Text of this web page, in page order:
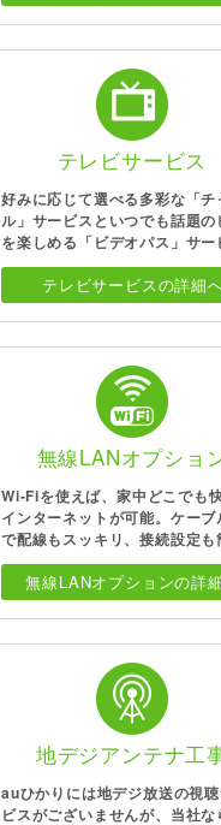
テレビサービス
好みに応じて選べる多彩な「チ
ル」サービスといつでも話題の
を楽しめる「ビデオパス」サー
テレビサービスの詳細
無線LANオプショ
Wi-Fiを使えば、家中どこでも
インターネットが可能。ケーブ
で配線もスッキリ、接続設定も
無線LANオプションの詳
地デジアンテナ工
auひかりには地デジ放送の視
ビスがございませんが、当社